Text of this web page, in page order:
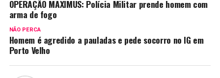
OPERAÇÃO MAXIMUS: Polícia Militar prende homem com
arma de fogo
NÃO PERCA
Homem é agredido a pauladas e pede socorro no IG em
Porto Velho